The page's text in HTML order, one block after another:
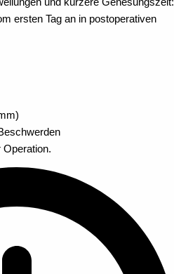
ersten Tag an in postoperativen